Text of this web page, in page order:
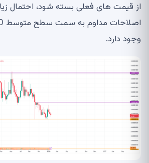
از قیمت های فعلی بسته شود، احتمال
وجود دارد.